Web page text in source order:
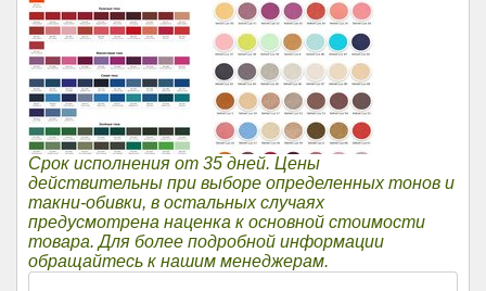
Срок исполнения от 35 дней. Цены
действительны при выборе определенных тонов и
такни-обивки, в остальных случаях
предусмотрена наценка к основной стоимости
товара. Для более подробной информации
обращайтесь к нашим менеджерам.